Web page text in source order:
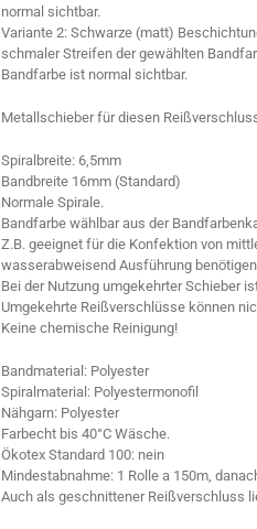
normal sichtbar.
Variante 2: Schwarze (matt)
schmaler Streifen der gewählten
Bandfarbe ist normal sichtbar.
Metallschieber für diesen
Spiralbreite: 6,5mm
Bandbreite 16mm (Standard)
Normale Spirale.
Bandfarbe wählbar aus der
Z.B. geeignet für die Konfektion von
wasserabweisend Ausführung benötigen
Bei der Nutzung umgekehrter Schieber
Umgekehrte Reißverschlüsse können
Keine chemische Reinigung!
Bandmaterial: Polyester
Spiralmaterial: Polyestermonofil
Nähgarn: Polyester
Farbecht bis 40°C Wäsche.
Ökotex Standard 100: nein
Mindestabnahme: 1 Rolle a 150m,
Auch als geschnittener Reißverschluss